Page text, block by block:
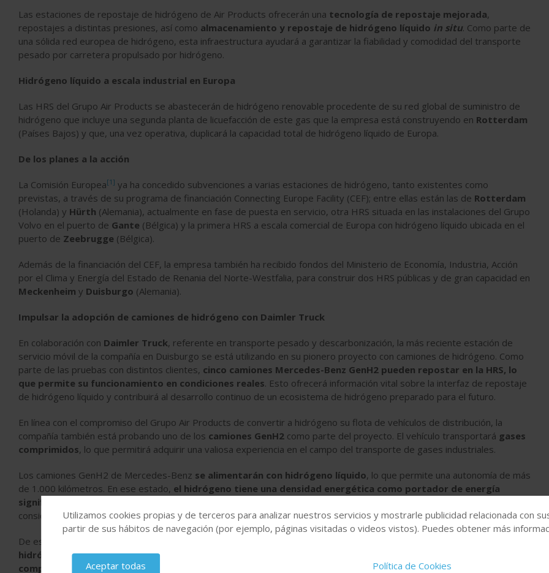
Las estaciones de repostaje de hidrógeno de Air Products ofrecerán una tecnología de repostaje mejorada,
repostajes a distintas presiones, así como almacenamiento y repostaje de hidrógeno líquido in situ. Como parte de
una sólida red europea de hidrógeno, esta infraestructura ayudará a garantizar la fiabilidad y comodidad del transporte
pesado por carretera propulsado por hidrógeno.
Hidrógeno líquido a escala industrial en Europa
Las HRS del Grupo Air Products se abastecerán de hidrógeno renovable procedente de su red global de suministro de
hidrógeno que incluye una segunda planta de licuefacción de este gas que la empresa está construyendo en Rotterdam
(Países Bajos) y que, una vez operativa, duplicará la capacidad total de hidrógeno líquido de Europa.
De los planes a la acción
La Comisión Europea[1] ya ha concedido subvenciones a varias estaciones de hidrógeno, tanto existentes como
previstas, a través de su programa de financiación Connecting Europe Facility (CEF); entre ellas están las de Rotterdam
(Holanda) y Hürth (Alemania), actualmente en fase de puesta en servicio, otra HRS situada en las instalaciones del Grupo
Volvo en el puerto de Gante (Bélgica) y la primera HRS a escala comercial de Europa con hidrógeno líquido ubicada en el
puerto de Zeebrugge (Bélgica).
Además de la financiación del CEF, la empresa también ha recibido fondos del Ministerio de Economía, Industria, Acción
por el Clima y Energía del Estado de Renania del Norte-Westfalia, para construir dos HRS públicas y de gran capacidad en
Meckenheim y Duisburgo (Alemania).
Impulsar la adopción de camiones de hidrógeno con Daimler Truck
En colaboración con Daimler Truck, referente en transporte pesado y descarbonización, la más reciente estación de
servicio móvil de la compañía en Duisburgo se está utilizando en su pionero proyecto con camiones de hidrógeno. Como
parte de las pruebas con distintos clientes, cinco camiones Mercedes-Benz GenH2 pueden repostar en la HRS, lo
que permite su funcionamiento en condiciones reales. Esto ofrecerá información vital sobre la interfaz de repostaje
de hidrógeno líquido y contribuirá al desarrollo continuo de un ecosistema de hidrógeno preparado para el futuro.
En línea con el compromiso del Grupo Air Products de convertir a hidrógeno su flota de vehículos de distribución, la
compañía también está probando uno de los camiones GenH2 como parte del proyecto. El vehículo transportará gases
comprimidos, lo que permitirá adquirir una valiosa experiencia en el campo del transporte de gases industriales.
Los camiones GenH2 de Mercedes-Benz se alimentarán con hidrógeno líquido, lo que permite una autonomía de más
de 1.000 kilómetros. En ese estado, el hidrógeno tiene una densidad energética como portador de energía
significativamente mayor
considerablemente la autonomía y permite un rendimiento del vehículo comparable al de un camión diésel convencional.
De esta forma,
hidrógeno líquido también ofrecen ventajas en términos de coste y peso en comparación con el hidrógeno
comprimido en estado gaseoso
, al permitir una mayor carga útil. Esto hace que el camión GenH2 de Mercedes-Benz
Utilizamos cookies propias y de terceros para analizar nuestros servicios y mostrarle publicidad relacionada con
partir de sus hábitos de navegación (por ejemplo, páginas visitadas o videos vistos). Puedes obtener más
Aceptar todas Política de Cookies